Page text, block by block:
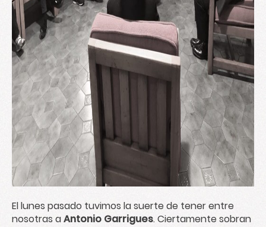
El lunes pasado tuvimos la suerte de tener entre
nosotras aAntonio Garrigues. Ciertamente sobran